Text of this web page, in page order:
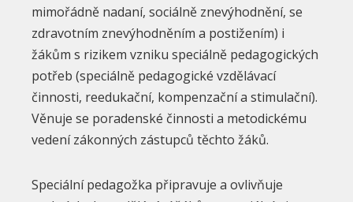
mimořádně nadaní, sociálně znevýhodnění, se
zdravotním znevýhodněním a postižením) i
žákům s rizikem vzniku speciálně pedagogických
potřeb (speciálně pedagogické vzdělávací
činnosti, reedukační, kompenzační a stimulační).
Věnuje se poradenské činnosti a metodickému
vedení zákonných zástupců těchto žáků.
Speciální pedagožka připravuje a ovlivňuje